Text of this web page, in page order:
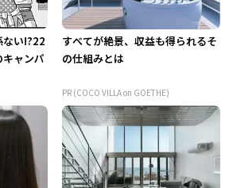
ない!?22
ャンパ
すべてが絶景、収益も得られるそ
の仕組みとは
PR (COCO VILLA on GOETHE)